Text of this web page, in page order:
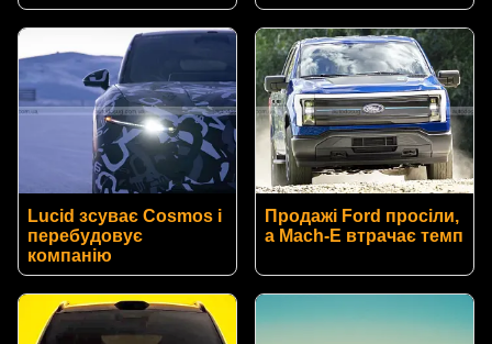
Lucid зсуває Cosmos і
перебудовує
компанію
Продажі Ford просіли,
а Mach-E втрачає темп